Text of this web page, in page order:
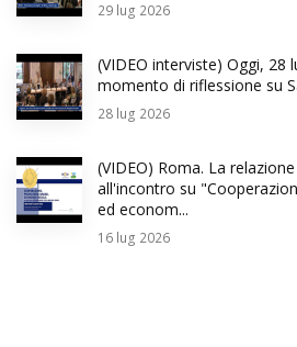
29 lug 2026
(VIDEO interviste) Oggi, 28
momento di riflessione su
28 lug 2026
(VIDEO) Roma. La
all'incontro su
ed econom...
16 lug 2026